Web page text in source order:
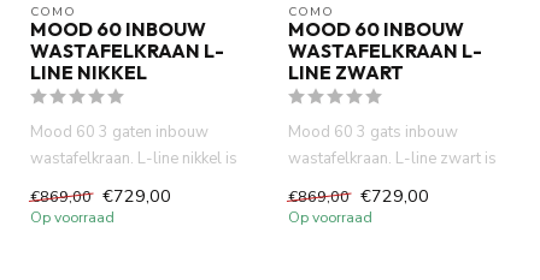
COMO
MOOD 60 INBOUW
WASTAFELKRAAN L-
LINE NIKKEL
Mood 60 3 gaten inbouw
wastafelkraan. L-line nikkel is
€869,00 €729,00
Op voorraad
COMO
MOOD 60 INBOUW
WASTAFELKRAAN L-
LINE ZWART
Mood 60 3 gats inbouw
wastafelkraan. L-line zwart is
€869,00 €729,00
Op voorraad